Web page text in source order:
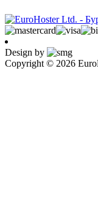
Design by
Copyright © 2026